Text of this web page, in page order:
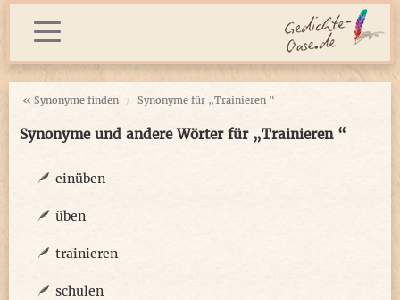
« Synonyme finden Synonyme für „Trainieren “
Synonyme und andere Wörter für „Trainieren “
einüben
üben
trainieren
schulen